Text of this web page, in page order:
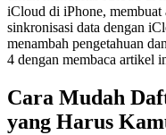
iCloud di iPhone,
sinkronisasi data dengan
menambah pengetahuan
4 dengan membaca artikel
Cara Mudah
yang Harus